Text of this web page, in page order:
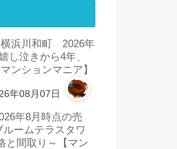
横浜川和町 2026年
し泣きから4年、
ンションマニア】
年08月07日
年8月時点の売
ームテラスタワ
と間取り～【マン